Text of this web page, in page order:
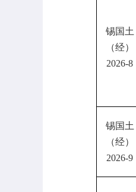
锡国土
（经）
2026-8
锡国土
（经）
2026-9